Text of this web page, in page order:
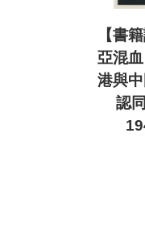
【書
亞混
港與
認